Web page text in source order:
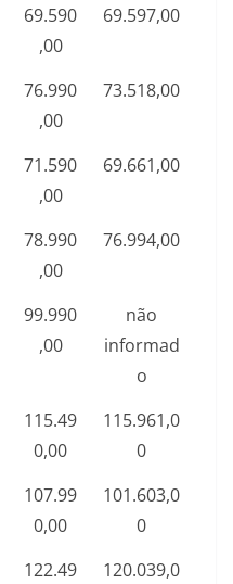
69.590
,00
69.597,00
76.990
,00
73.518,00
71.590
,00
69.661,00
78.990
,00
76.994,00
99.990
,00
não
informad
o
115.49
0,00
115.961,0
0
107.99
0,00
101.603,0
0
122.49
120.039,0